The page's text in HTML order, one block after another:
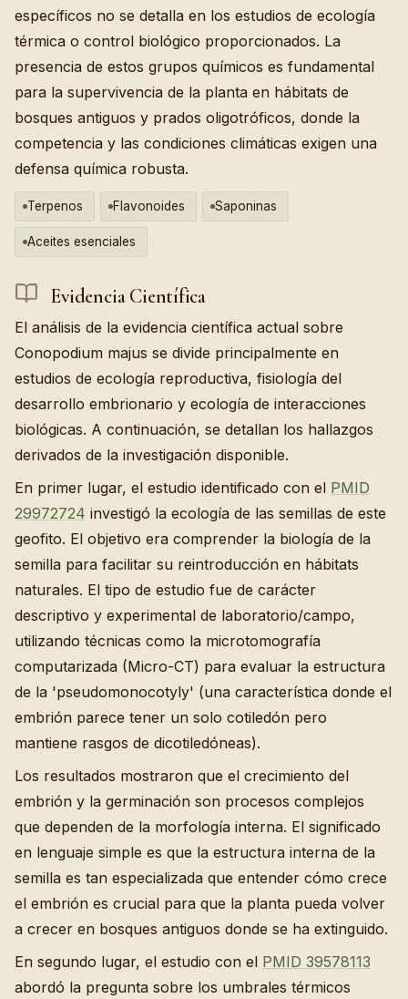
específicos no se detalla en los estudios de ecología
térmica o control biológico proporcionados. La
presencia de estos grupos químicos es fundamental
para la supervivencia de la planta en hábitats de
bosques antiguos y prados oligotróficos, donde la
competencia y las condiciones climáticas exigen una
defensa química robusta.
Terpenos Flavonoides Saponinas
Aceites esenciales
Evidencia Científica
El análisis de la evidencia científica actual sobre
Conopodium majus se divide principalmente en
estudios de ecología reproductiva, fisiología del
desarrollo embrionario y ecología de interacciones
biológicas. A continuación, se detallan los hallazgos
derivados de la investigación disponible.
En primer lugar, el estudio identificado con el PMID
29972724 investigó la ecología de las semillas de este
geofito. El objetivo era comprender la biología de la
semilla para facilitar su reintroducción en hábitats
naturales. El tipo de estudio fue de carácter
descriptivo y experimental de laboratorio/campo,
utilizando técnicas como la microtomografía
computarizada (Micro-CT) para evaluar la estructura
de la 'pseudomonocotyly' (una característica donde el
embrión parece tener un solo cotiledón pero
mantiene rasgos de dicotiledóneas).
Los resultados mostraron que el crecimiento del
embrión y la germinación son procesos complejos
que dependen de la morfología interna. El significado
en lenguaje simple es que la estructura interna de la
semilla es tan especializada que entender cómo crece
el embrión es crucial para que la planta pueda volver
a crecer en bosques antiguos donde se ha extinguido.
En segundo lugar, el estudio con el PMID 39578113
abordó la pregunta sobre los umbrales térmicos